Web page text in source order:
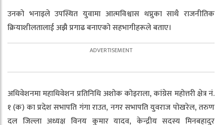
उनको भनाइले उपस्थित युवामा आत्मविश्वास थप्नुका साथै राजनीतिक
क्रियाशीलतालाई अझै प्रगाढ बनाएको सहभागीहरूले बताए।
अधिवेशनमा महाधिवेशन प्रतिनिधि अशोक कोइराला, कांग्रेस महोत्तरी क्षेत्र नं.
१ (क) का प्रदेश सभापति गंगा राउत, नगर सभापति युवराज पोखरेल, तरुण
दल जिल्ला अध्यक्ष विनय कुमार यादव, केन्द्रीय सदस्य मिनबहादुर